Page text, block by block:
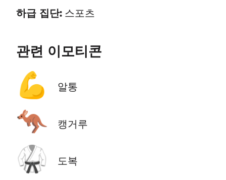
하급 집단:스포츠
관련 이모티콘
💪 알통
🦘 캥거루
🥋 도복